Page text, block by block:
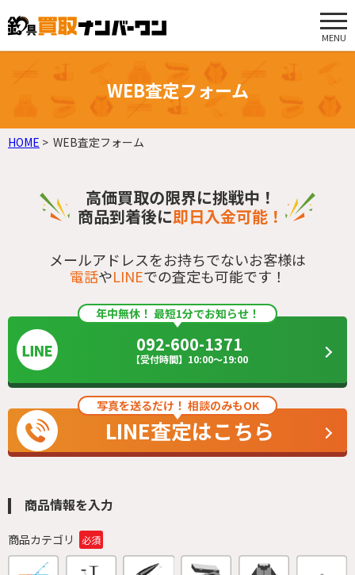
MENU
WEB査定フォーム
HOME WEB査定フォーム
高価買取の限界に挑戦中！
商品到着後に即日入金可能！
メールアドレスをお持ちでないお客様は
電話やLINEでの査定も可能です！
年中無休！ 最短1分でお知らせ！
092-600-1371
【受付時間】10:00～19:00
写真を送るだけ！ 相談のみもOK
LINE査定はこちら
商品情報を入力
商品カテゴリ 必須